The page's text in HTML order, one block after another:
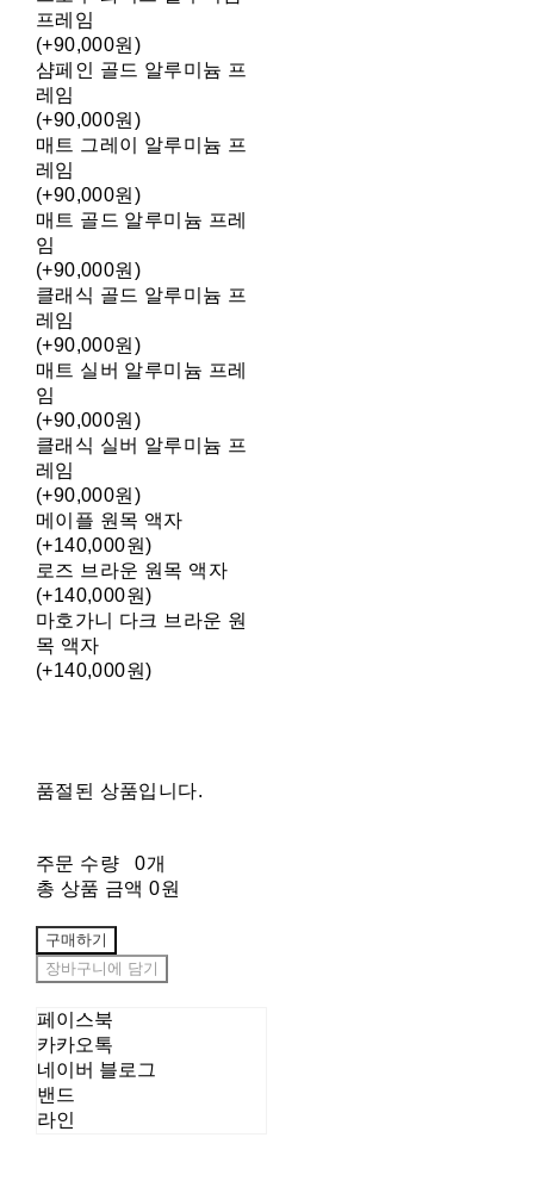
프레임
(+90,000원)
샴페인 골드 알루미늄 프
레임
(+90,000원)
매트 그레이 알루미늄 프
레임
(+90,000원)
매트 골드 알루미늄 프레
임
(+90,000원)
클래식 골드 알루미늄 프
레임
(+90,000원)
매트 실버 알루미늄 프레
임
(+90,000원)
클래식 실버 알루미늄 프
레임
(+90,000원)
메이플 원목 액자
(+140,000원)
로즈 브라운 원목 액자
(+140,000원)
마호가니 다크 브라운 원
목 액자
(+140,000원)
품절된 상품입니다.
주문 수량
0개
총 상품 금액 0원
구매하기
장바구니에 담기
페이스북
카카오톡
네이버 블로그
밴드
라인